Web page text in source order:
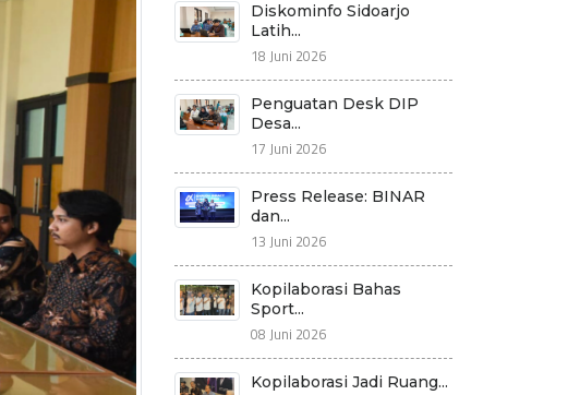
Diskominfo Sidoarjo
Latih...
18 Juni 2026
Penguatan Desk DIP
Desa...
17 Juni 2026
Press Release: BINAR
dan...
13 Juni 2026
Kopilaborasi Bahas
Sport...
08 Juni 2026
Kopilaborasi Jadi Ruang...